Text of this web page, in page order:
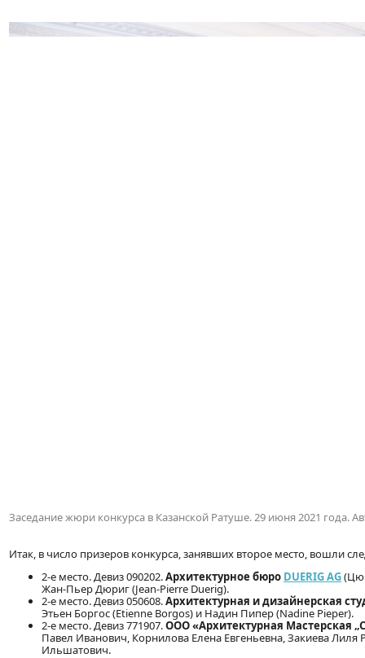
Заседание жюри конкурса в Казанской Ратуше. 29 июня 2021 года.
Итак, в число призеров конкурса, занявших второе место, вошли
2-е место. Девиз 090202.Архитектурное бюро DUERIG AG
Жан-Пьер Дюриг (Jean-Pierre Duerig).
2-е место. Девиз 050608.Архитектурная и дизайнерская
Этьен Боргос (Etienne Borgos) и Надин Пипер (Nadine Pieper).
2-е место. Девиз 771907.ООО «Архитектурная Мастерская
Павел Иванович, Корнилова Елена Евгеньевна, Закиева
Ильшатович.